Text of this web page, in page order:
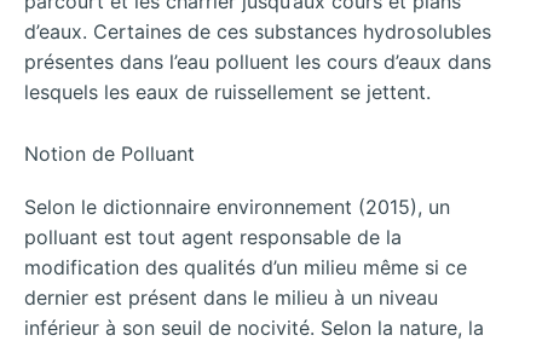
d’eaux. Certaines de ces substances hydrosolubles
présentes dans l’eau polluent les cours d’eaux dans
lesquels les eaux de ruissellement se jettent.
Notion de Polluant
Selon le dictionnaire environnement (2015), un
polluant est tout agent responsable de la
modification des qualités d’un milieu même si ce
dernier est présent dans le milieu à un niveau
inférieur à son seuil de nocivité. Selon la nature, la